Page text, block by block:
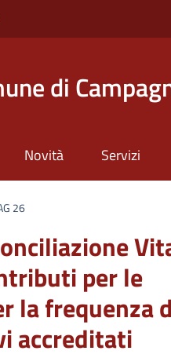
di
Novità Servizi
26
per le
la frequenza
accreditati